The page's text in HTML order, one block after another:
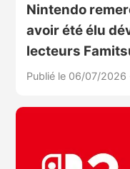
Nintendo
avoir été élu
lecteurs
Publié le 06/07/2026